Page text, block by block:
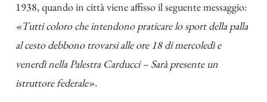
1938, quando in città viene affisso il seguente messaggio:
«Tutti coloro che intendono praticare lo sport della palla
al cesto debbono trovarsi alle ore 18 di mercoledì e
venerdì nella Palestra Carducci – Sarà presente un
istruttore federale».